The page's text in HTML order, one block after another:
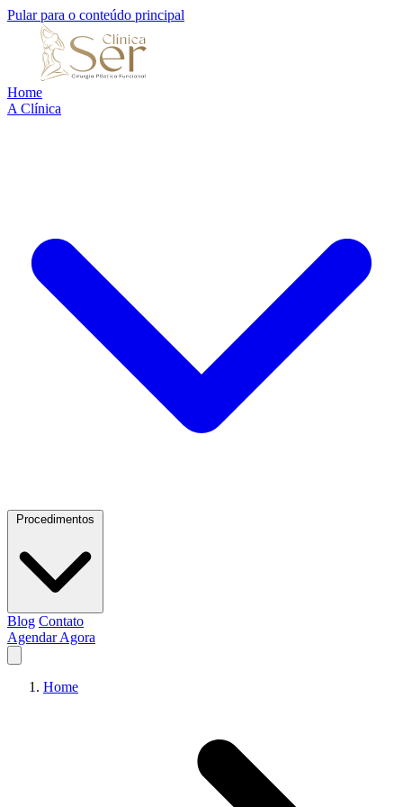
Pular para o conteúdo principal
Home
A Clínica
Blog Contato
Agendar Agora
Home